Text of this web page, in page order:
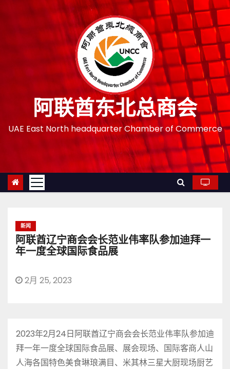
阿联酋东北总商会
UAE East North headquarter Chamber of Commerce
新闻
阿联酋辽宁商会会长范业伟率队参加迪拜一
年一度全球国际食品展
2月 25, 2023
2023年2月24日阿联酋辽宁商会会长范业伟率队参加迪
拜一年一度全球国际食品展、展会现场、国际客商人山
人海各国特色美食琳琅满目、米其林三星大厨现场厨艺